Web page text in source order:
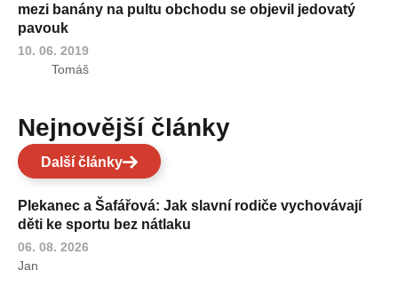
mezi banány na pultu obchodu se objevil jedovatý
pavouk
10. 06. 2019
Tomáš
Nejnovější články
Další články
Plekanec a Šafářová: Jak slavní rodiče vychovávají
děti ke sportu bez nátlaku
06. 08. 2026
Jan